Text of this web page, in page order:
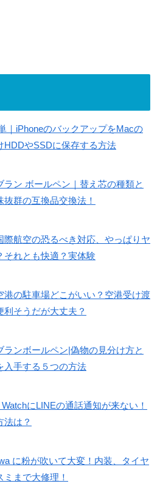
｜iPhoneのバックアップをMacの
HDDやSSDに保存する方法
ラン ボールペン｜替え芯の種類と
抜群の互換品交換法！
際航空の恐るべき対応、やっぱりヤ
それとも快適？実体験
港の駐車場どこがいい？空港受け渡
利そうだが大丈夫？
ランボールペン|偽物の見分け方と
入手する５つの方法
にLINEの通話通知が来ない！
法は？
に粉が吹いて大変！内装、タイヤ
ミまで大修理！